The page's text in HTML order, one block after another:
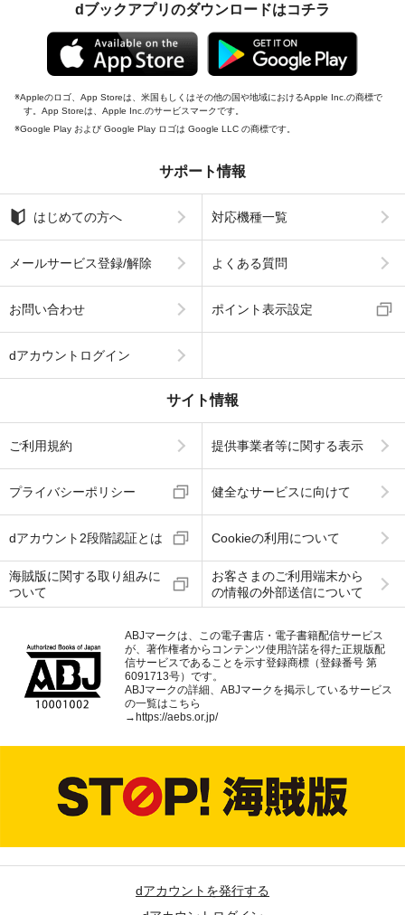
dブックアプリのダウンロードはコチラ
Appleのロゴ、App Storeは、米国もしくはその他の国や地域におけるApple Inc.の商標で
す。App Storeは、Apple Inc.のサービスマークです。
Google Play および Google Play ロゴは Google LLC の商標です。
サポート情報
はじめての方へ 対応機種一覧
メールサービス登録/解除 よくある質問
お問い合わせ ポイント表示設定
dアカウントログイン
サイト情報
ご利用規約 提供事業者等に関する表示
プライバシーポリシー 健全なサービスに向けて
dアカウント2段階認証とは Cookieの利用について
海賊版に関する取り組みに
ついて
お客さまのご利用端末から
の情報の外部送信について
ABJマークは、この電子書店・電子書籍配信サービス
が、著作権者からコンテンツ使用許諾を得た正規版配
信サービスであることを示す登録商標（登録番号 第
6091713号）です。
ABJマークの詳細、ABJマークを掲示しているサービス
の一覧はこちら
→https://aebs.or.jp/
dアカウントを発行する